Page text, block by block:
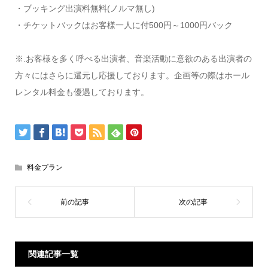
・ブッキング出演料無料(ノルマ無し)
・チケットバックはお客様一人に付500円～1000円バック
※.お客様を多く呼べる出演者、音楽活動に意欲のある出演者の
方々にはさらに還元し応援しております。企画等の際はホール
レンタル料金も優遇しております。
料金プラン
関連記事一覧